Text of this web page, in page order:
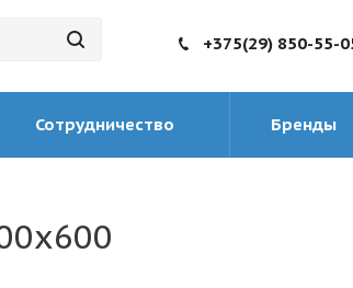
+375(29) 850-55-
Сотрудничество Бренды